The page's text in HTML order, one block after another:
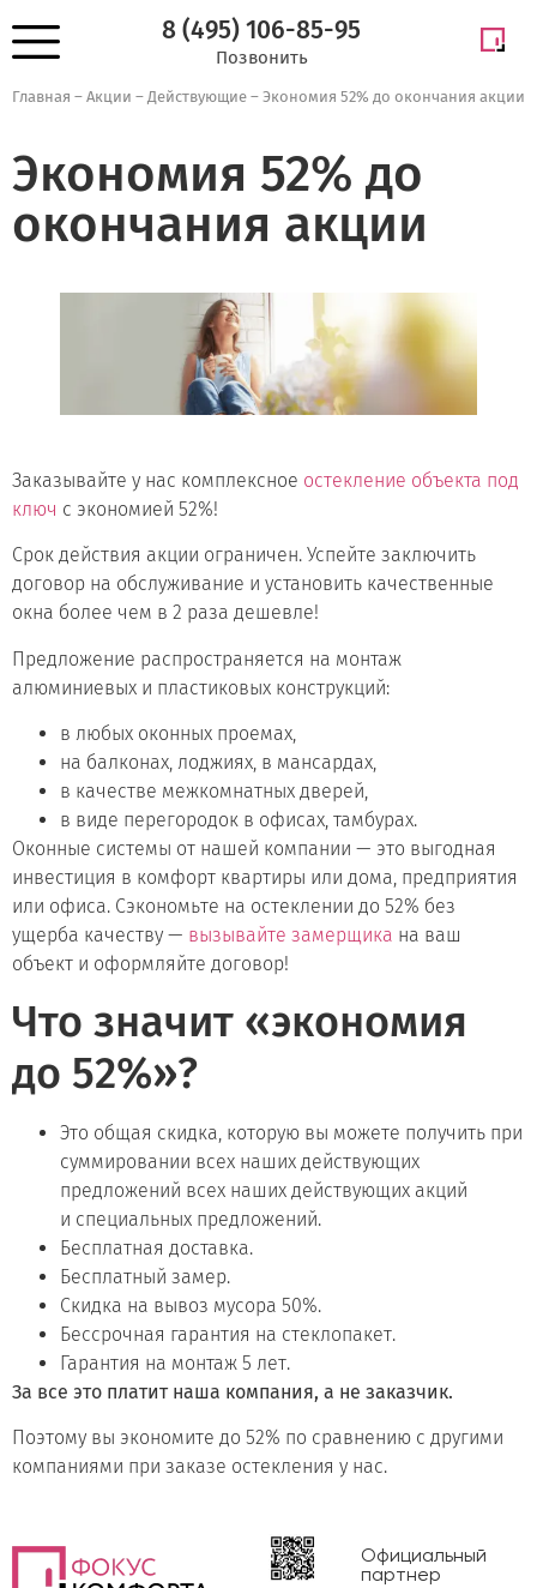
8 (495) 106-85-95
Позвонить
Главная – Акции – Действующие – Экономия 52% до окончания акции
Экономия 52% до
окончания акции
Заказывайте у нас комплексное остекление объекта под
ключ с экономией 52%!
Срок действия акции ограничен. Успейте заключить
договор на обслуживание и установить качественные
окна более чем в 2 раза дешевле!
Предложение распространяется на монтаж
алюминиевых и пластиковых конструкций:
в любых оконных проемах,
на балконах, лоджиях, в мансардах,
в качестве межкомнатных дверей,
в виде перегородок в офисах, тамбурах.
Оконные системы от нашей компании — это выгодная
инвестиция в комфорт квартиры или дома, предприятия
или офиса. Сэкономьте на остеклении до 52% без
ущерба качеству — вызывайте замерщика на ваш
объект и оформляйте договор!
Что значит «экономия
до 52%»?
Это общая скидка, которую вы можете получить при
суммировании всех наших действующих
предложений всех наших действующих акций
и специальных предложений.
Бесплатная доставка.
Бесплатный замер.
Скидка на вывоз мусора 50%.
Бессрочная гарантия на стеклопакет.
Гарантия на монтаж 5 лет.
За все это платит наша компания, а не заказчик.
Поэтому вы экономите до 52% по сравнению с другими
компаниями при заказе остекления у нас.
Официальный
партнер